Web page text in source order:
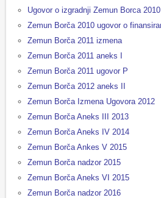
Ugovor o izgradnji Zemun Borca 2010
Zemun Borča 2010 ugovor o
Zemun Borča 2011 izmena
Zemun Borča 2011 aneks I
Zemun Borča 2011 ugovor P
Zemun Borča 2012 aneks II
Zemun Borča Izmena Ugovora 2012
Zemun Borča Aneks III 2013
Zemun Borča Aneks IV 2014
Zemun Borča Ankes V 2015
Zemun Borča nadzor 2015
Zemun Borča Aneks VI 2015
Zemun Borča nadzor 2016